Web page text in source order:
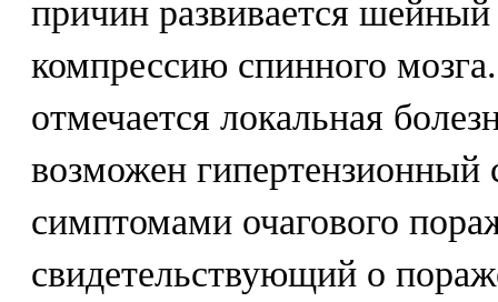
причин развивается
компрессию спинного
отмечается локальная
возможен
симптомами очагового
свидетельствующий о